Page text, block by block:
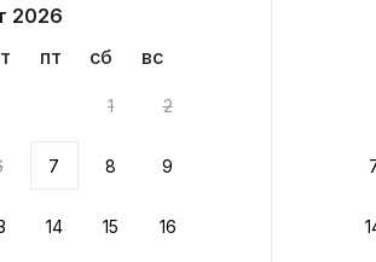
2026
пт сб вс
1 2
7 8 9
14 15 16
вариант из результатов поиска не